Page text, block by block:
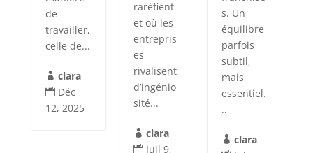
de
travailler,
celle de...
 clara
 Déc
12, 2025
raréfient
et où les
entrepris
es
rivalisent
d’ingénio
sité...
 clara
 Juil 9,
s. Un
équilibre
parfois
subtil,
mais
essentiel.
..
 clara